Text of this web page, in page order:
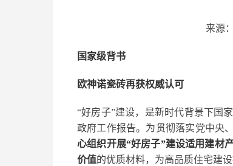
来源
国家级背书
欧神诺瓷砖再获权威认可
“好房子”建设，是新时代背景下国
政府工作报告。为贯彻落实党中央
心组织开展“好房子”建设适用建材
价值的优质材料，为高品质住宅建